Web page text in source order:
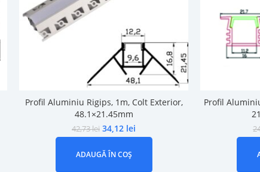
Profil Aluminiu Rigips, 1m, Colt Exterior,
48.1×21.45mm
42,73lei 34,12 lei
ADAUGĂ ÎN COȘ
Profil